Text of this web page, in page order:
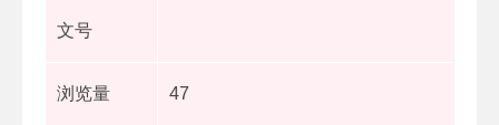
文号
浏览量 47